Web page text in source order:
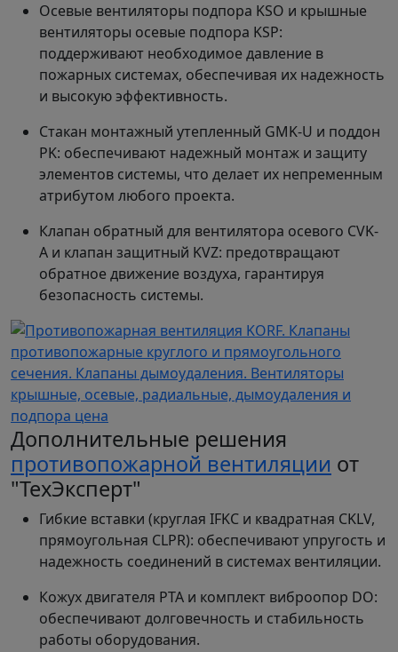
Осевые вентиляторы подпора KSO и крышные
вентиляторы осевые подпора KSP:
поддерживают необходимое давление в
пожарных системах, обеспечивая их надежность
и высокую эффективность.
Стакан монтажный утепленный GMK-U и поддон
PK: обеспечивают надежный монтаж и защиту
элементов системы, что делает их непременным
атрибутом любого проекта.
Клапан обратный для вентилятора осевого CVK-
A и клапан защитный KVZ: предотвращают
обратное движение воздуха, гарантируя
безопасность системы.
Дополнительные решения
противопожарной вентиляции от
"ТехЭксперт"
Гибкие вставки (круглая IFKC и квадратная CKLV,
прямоугольная CLPR): обеспечивают упругость и
надежность соединений в системах вентиляции.
Кожух двигателя PTA и комплект виброопор DO:
обеспечивают долговечность и стабильность
работы оборудования.